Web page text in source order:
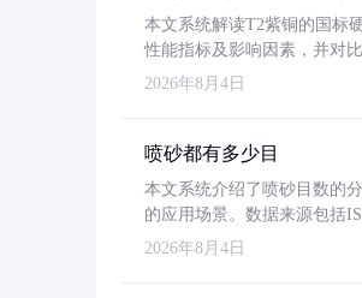
本文系统解读T2紫铜的国标
性能指标及影响因素，并对
2026年8月4日
喷砂都有多少目
本文系统介绍了喷砂目数的
的应用场景。数据来源包括
2026年8月4日